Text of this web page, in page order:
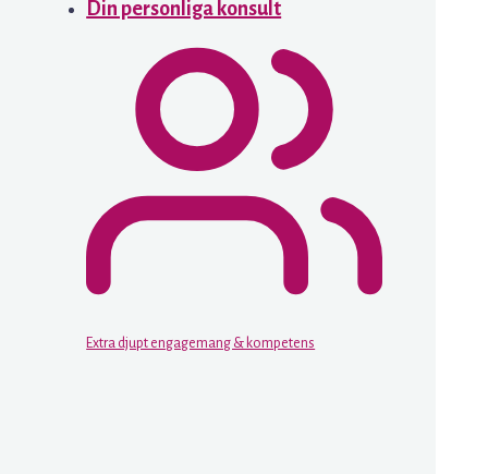
Din personliga konsult
Extra djupt engagemang & kompetens